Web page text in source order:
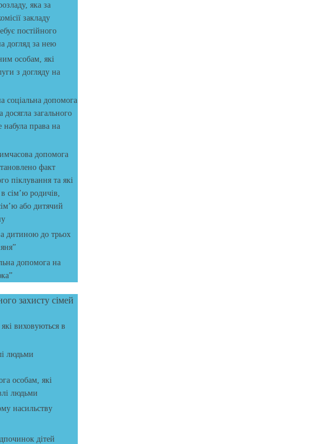
яка за
закладу
постійного
догляд за нею
особам, які
з догляду на
соціальна допомога
загального
набула права на
допомога
факт
піклування та які
сім’ю родичів,
або дитячий
дитиною до трьох
допомога на
захисту сімей
виховуються в
людьми
особам, які
людьми
насильству
дітей